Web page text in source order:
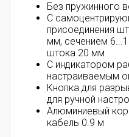
Без пружинного
С
присоединения
мм, сечением
штока 20 мм
С индикатором
настраиваемым
Кнопка для
для ручной
Алюминиевый
кабель 0.9 м